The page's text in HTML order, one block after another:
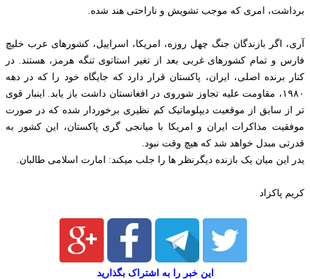
برداشت، امری که موجب تشویش و ناراحتی هند شده.
آری، اگر بازندگان جنگ چهل روزه، امریکا، اسراییل، کشورهای عرب خلیچ
فارس و تمام کشورهای غربی بعد از تغیر استاتوی تنگه هرمز، هستند. در
کنار برنده اصلی، ایران، پاکستان قرار دارد که جایگاه خود را که در دهه
۱۹۸۰، مقاومت علیه تجاوز شوروی در افغانستان داشت باز یابد. اینبار قوی
تر از سابق از موقعیت دیپلوماتیک کم نظیری برخوردار شده که در صورت
موفقیت مذاکرات ایران و امریکا با میانجی گری پاکستان، این کشور به
قدرتی مبدل خواهد شد که هیچ وقت نبود.
یدر این میان یک بازنده دیگرنظر ها را جلب میکند: امارت اسلامی طالبان.
کریم پاکزاد
این خبر را به اشتراک بگذارید